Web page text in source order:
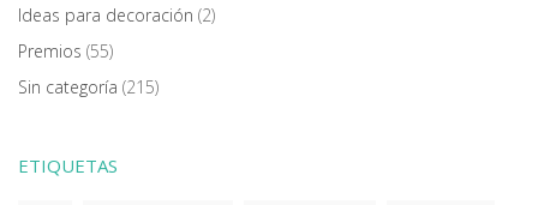
Ideas para decoración (2)
Premios (55)
Sin categoría (215)
ETIQUETAS